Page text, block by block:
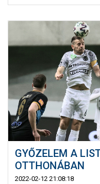
GYŐZELEM A
OTTHONÁBAN
2022-02-12 21:08:18